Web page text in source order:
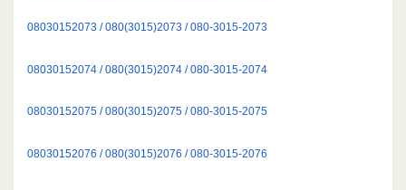
08030152073 / 080(3015)2073 / 080-3015-2073
08030152074 / 080(3015)2074 / 080-3015-2074
08030152075 / 080(3015)2075 / 080-3015-2075
08030152076 / 080(3015)2076 / 080-3015-2076